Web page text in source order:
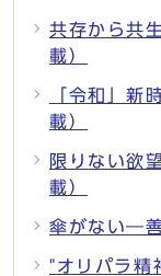
共存から共
載）
「令和」
載）
限りない欲
載）
傘がない―
"オリパラ